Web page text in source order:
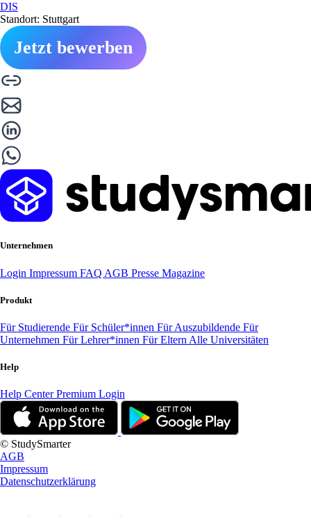
DIS
Standort: Stuttgart
Jetzt bewerben
Unternehmen
Login Impressum FAQ AGB Presse Magazine
Produkt
Für Studierende Für Schüler*innen Für Auszubildende Für
Unternehmen Für Lehrer*innen Für Eltern Alle Universitäten
Help
Help CenterPremium Login
© StudySmarter
AGB
Impressum
Datenschutzerklärung